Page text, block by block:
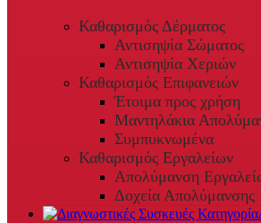
Καθαρισμός Δέρματος
Αντισηψία Σώματος
Αντισηψία Χεριών
Καθαρισμός Επιφανειών
Έτοιμα προς χρήση
Μαντηλάκια
Συμπυκνωμένα
Καθαρισμός Εργαλείων
Απολύμανση
Δοχεία Απολύμανσης